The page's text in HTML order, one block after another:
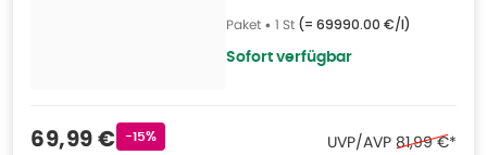
Paket • 1 St (= 69990.00 €/l)
Sofort verfügbar
Verkaufspreis
69,99 € Rabattstempel
-15% UVP/AVP Ehemaliger
81,99 €*